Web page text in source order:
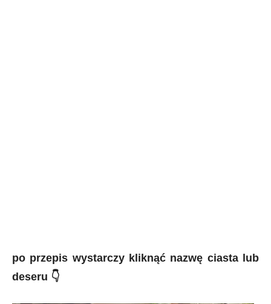
po przepis wystarczy kliknąć nazwę ciasta lub
deseru 👇